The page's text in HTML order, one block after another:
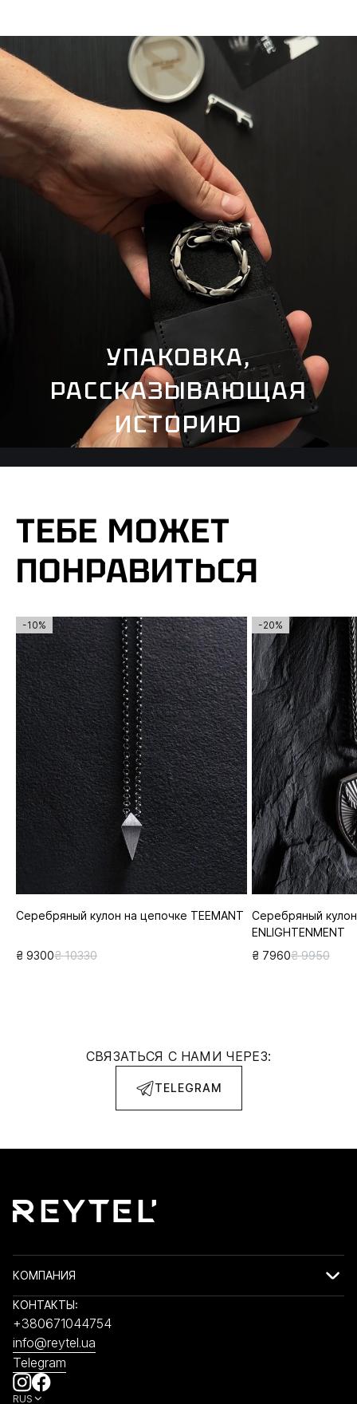
УПАКОВКА,
РАССКАЗЫВАЮЩАЯ
ИСТОРИЮ
ТЕБЕ МОЖЕТ
ПОНРАВИТЬСЯ
-10%
Серебряный кулон на цепочке TEEMANT
₴ 9300₴ 10330
-20%
Серебряный
ENLIGHTENMENT
₴ 7960₴ 9950
СВЯЗАТЬСЯ С НАМИ ЧЕРЕЗ:
TELEGRAM
КОМПАНИЯ
КОНТАКТЫ:
+380671044754
info@reytel.ua
Telegram
RUS